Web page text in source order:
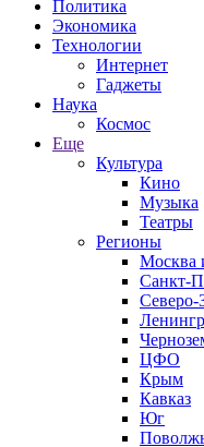
Политика
Экономика
Технологии
Интернет
Гаджеты
Наука
Космос
Еще
Культура
Кино
Музыка
Театры
Регионы
Санкт-
Северо-
ЦФО
Крым
Кавказ
Юг